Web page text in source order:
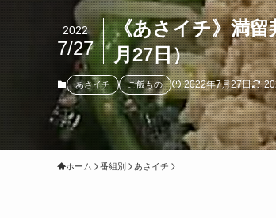
《あさイチ》満
月27日）
2022
7/27
あさイチ ご飯もの 2022年7月27日
ホーム 番組別 あさイチ